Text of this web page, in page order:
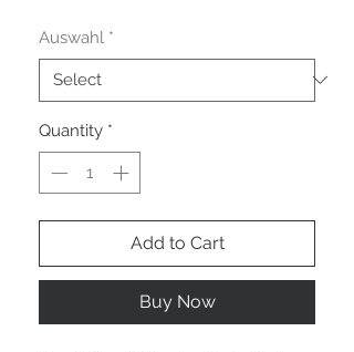
Auswahl *
Quantity *
Add to Cart
Buy Now